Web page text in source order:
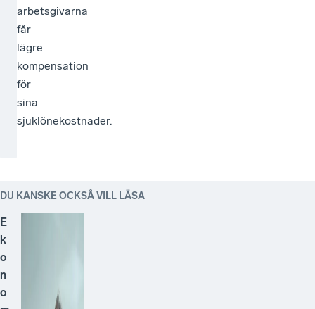
arbetsgivarna
får
lägre
kompensation
för
sina
sjuklönekostnader.
DU KANSKE OCKSÅ VILL LÄSA
E
k
o
n
o